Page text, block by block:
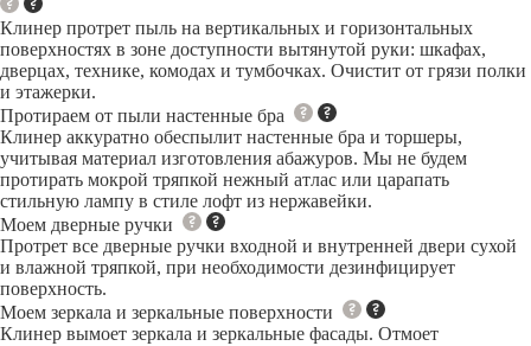
Клинер протрет пыль на вертикальных и горизонтальных
поверхностях в зоне доступности вытянутой руки: шкафах,
дверцах, технике, комодах и тумбочках. Очистит от грязи полки
и этажерки.
Протираем от пыли настенные бра
Клинер аккуратно обеспылит настенные бра и торшеры,
учитывая материал изготовления абажуров. Мы не будем
протирать мокрой тряпкой нежный атлас или царапать
стильную лампу в стиле лофт из нержавейки.
Моем дверные ручки
Протрет все дверные ручки входной и внутренней двери сухой
и влажной тряпкой, при необходимости дезинфицирует
поверхность.
Моем зеркала и зеркальные поверхности
Клинер вымоет зеркала и зеркальные фасады. Отмоет